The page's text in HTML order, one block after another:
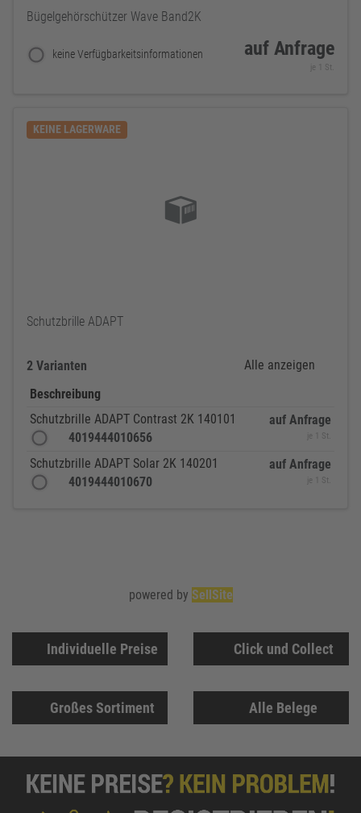
Bügelgehörschützer Wave Band2K
keine Verfügbarkeitsinformationen auf Anfrage
je 1 St.
KEINE LAGERWARE
Schutzbrille ADAPT
2 Varianten
Alle anzeigen
Beschreibung
Schutzbrille ADAPT Contrast 2K 140101
4019444010656
auf Anfrage
je 1 St.
Schutzbrille ADAPT Solar 2K 140201
4019444010670
auf Anfrage
je 1 St.
Individuelle Preise Click und Collect
Großes Sortiment Alle Belege
powered by SellSite